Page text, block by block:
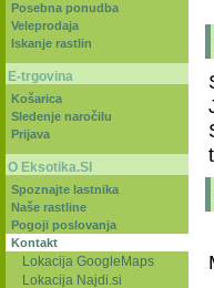
Posebna ponudba
Veleprodaja
Iskanje rastlin
E-trgovina
Košarica
Sledenje naročilu
Prijava
O Eksotika.SI
Spoznajte lastnika
Naše rastline
Pogoji poslovanja
Kontakt
Lokacija GoogleMaps
Lokacija Najdi.si